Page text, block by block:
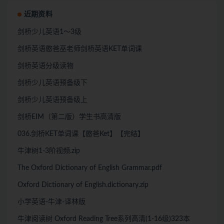
近期资料
剑桥少儿英语1～3级
剑桥英语憨爸巫老师剑桥英语KET单词课
剑桥英语分级读物
剑桥少儿英语预备级下
剑桥少儿英语预备级上
剑桥EIM（第二版）学生书高清版
036.剑桥KET单词课【憨爸Ket】【完结】
牛津树1-3阶视频.zip
The Oxford Dictionary of English Grammar.pdf
Oxford Dictionary of English.dictionary.zip
小学英语-牛津-译林版
牛津阅读树 Oxford Reading Tree系列高清(1-16级)323本